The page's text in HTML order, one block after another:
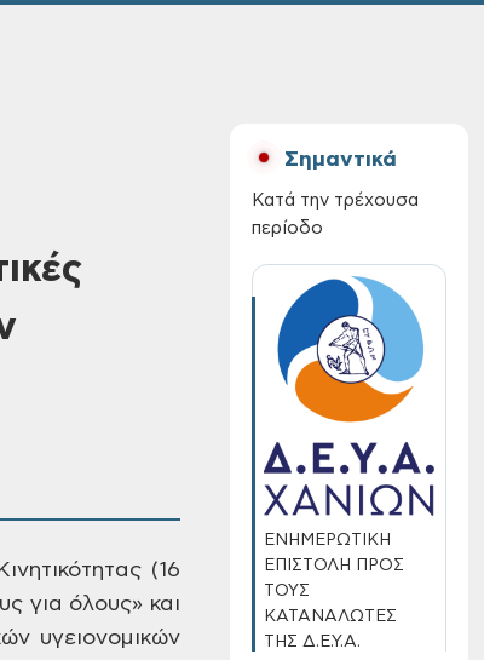
(16
για όλους» και
υγειονομικών
Σημαντικά
Κατά την τρέχουσα
περίοδο
ΕΝΗΜΕΡΩΤΙΚΗ
ΕΠΙΣΤΟΛΗ ΠΡΟΣ
ΤΟΥΣ
ΚΑΤΑΝΑΛΩΤΕΣ
ΤΗΣ Δ.Ε.Υ.Α.